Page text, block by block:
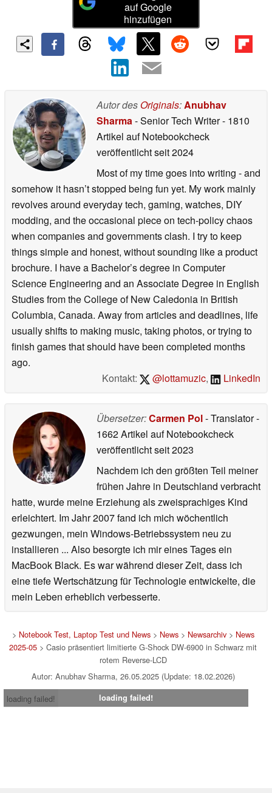
auf Google
hinzufügen
Autor des Originals:Anubhav
Sharma- Senior Tech Writer- 1810
Artikel auf Notebookcheck
veröffentlichtseit 2024
Most of my time goes into writing - and
somehow it hasn’t stopped being fun yet. My work mainly
revolves around everyday tech, gaming, watches, DIY
modding, and the occasional piece on tech-policy chaos
when companies and governments clash. I try to keep
things simple and honest, without sounding like a product
brochure. I have a Bachelor’s degree in Computer
Science Engineering and an Associate Degree in English
Studies from the College of New Caledonia in British
Columbia, Canada. Away from articles and deadlines, life
usually shifts to making music, taking photos, or trying to
finish games that should have been completed months
ago.
Kontakt:
@lottamuzic, LinkedIn
Übersetzer:Carmen Pol- Translator-
1662 Artikel auf Notebookcheck
veröffentlichtseit 2023
Nachdem ich den größten Teil meiner
frühen Jahre in Deutschland verbracht
hatte, wurde meine Erziehung als zweisprachiges Kind
erleichtert. Im Jahr 2007 fand ich mich wöchentlich
gezwungen, mein Windows-Betriebssystem neu zu
installieren ... Also besorgte ich mir eines Tages ein
MacBook Black. Es war während dieser Zeit, dass ich
eine tiefe Wertschätzung für Technologie entwickelte, die
mein Leben erheblich verbesserte.
> Notebook Test, Laptop Test und News> News> Newsarchiv> News
2025-05 > Casio präsentiert limitierte G-Shock DW-6900 in Schwarz mit
rotem Reverse-LCD
Autor: Anubhav Sharma, 26.05.2025 (Update: 18.02.2026)
loading failed!
loading failed!